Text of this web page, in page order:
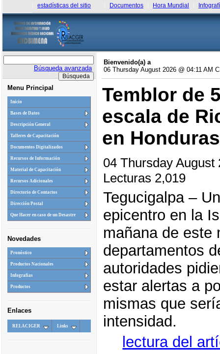
estadísticas del sitio Documentos Hora Mundial
Búsqueda avanzada
Menu Principal
Inicio
Bases de Datos
Descripción General
Talleres de Capacitación
Documentos Digitalizados
Recursos de Información
Material de Capacitación
Recursos Adicionales
Directorio de Contactos
Dirección Postal
Que Hacer en caso de un Desastre
Novedades
Pronóstico
Productos Nacionales
Infografias
Productos
Enlaces
RELACIGER Links
Bienvenido(a) a
06 Thursday August 2026 @ 04:11 AM
Temblor de
escala de
en Honduras
04 Thursday
Lecturas 2,019
Tegucigalpa –
epicentro en la
mañana de este
departamentos
autoridades
estar alertas a
mismas que
intensidad.
lectura del